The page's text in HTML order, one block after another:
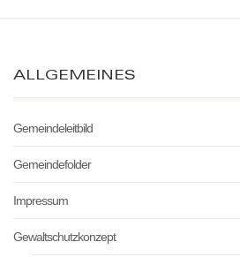
ALLGEMEINES
Gemeindeleitbild
Gemeindefolder
Impressum
Gewaltschutzkonzept